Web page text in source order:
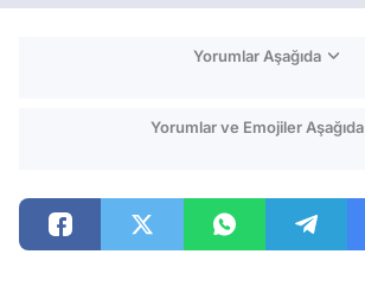
Yorumlar Aşağıda
Yorumlar ve Emojiler Aşağıda